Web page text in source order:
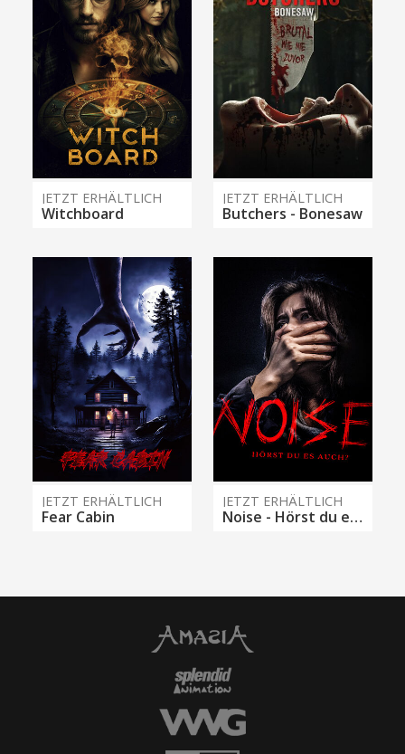
JETZT ERHÄLTLICH
Witchboard
JETZT ERHÄLTLICH
Butchers - Bonesaw
JETZT ERHÄLTLICH
Fear Cabin
JETZT ERHÄLTLICH
Noise - Hörst du es auch?